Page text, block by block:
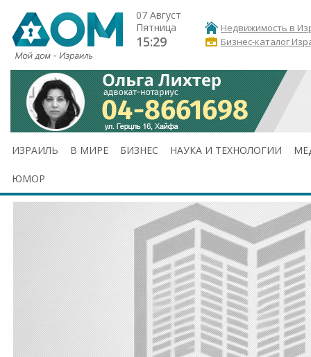
07 Август
Пятница
15:29
Недвижимость в
Бизнес-каталог
ИЗРАИЛЬ В МИРЕ БИЗНЕС НАУКА И ТЕХНОЛОГИИ
ЮМОР